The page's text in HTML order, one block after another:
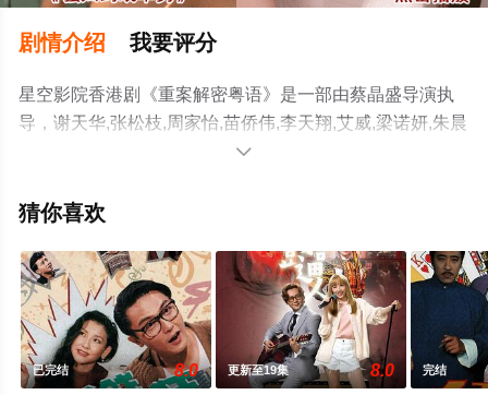
剧情介绍 我要评分
星空影院香港剧《重案解密粤语》是一部由蔡晶盛导演执
导，谢天华,张松枝,周家怡,苗侨伟,李天翔,艾威,梁诺妍,朱晨
丽,梁靖琪,洪永城,岑丽香,何珮瑜,胡烱龙,梁烈唯等明星演员
（1-12全集），手机免费观看高清无删减完整版电视剧全
电视猫或剧情网等平台了解。

猜你喜欢
已完结 8.0 更新至19集 8.0 完结